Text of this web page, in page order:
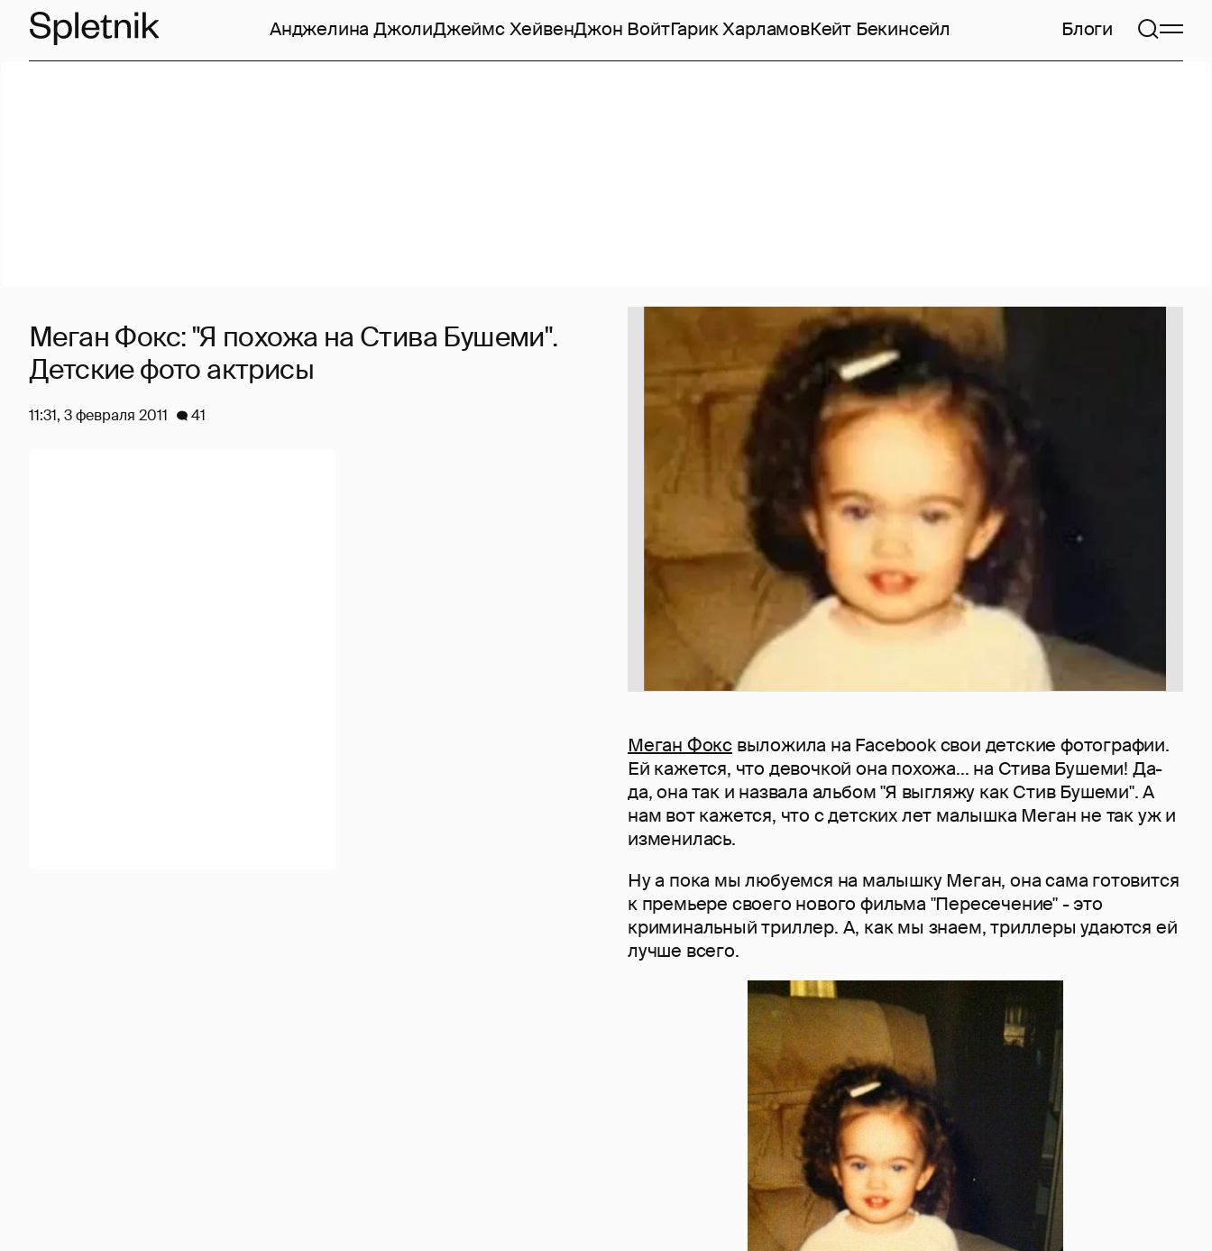
Анджелина ДжолиДжеймс ХейвенДжон ВойтГарик ХарламовКейт Бекинсейл Блоги
Меган Фокс выложила на Facebook свои детские фотографии.
Ей кажется, что девочкой она похожа... на Стива Бушеми! Да-
да, она так и назвала альбом "Я выгляжу как Стив Бушеми". А
нам вот кажется, что с детских лет малышка Меган не так уж и
изменилась.
Ну а пока мы любуемся на малышку Меган, она сама готовится
к премьере своего нового фильма "Пересечение" - это
криминальный триллер. А, как мы знаем, триллеры удаются ей
лучше всего.
Меган Фокс: "Я похожа на Стива Бушеми".
Детские фото актрисы
11:31, 3 февраля 2011 41